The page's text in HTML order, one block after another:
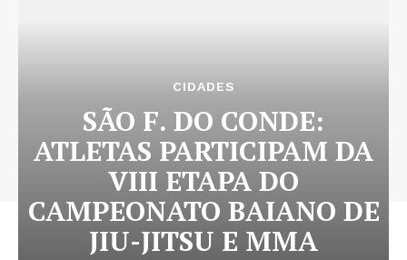
CIDADES
SÃO F. DO CONDE:
ATLETAS PARTICIPAM DA
VIII ETAPA DO
CAMPEONATO BAIANO DE
JIU-JITSU E MMA